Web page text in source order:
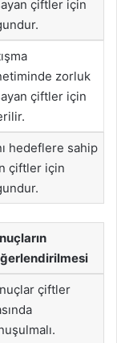
çiftler için
zorluk
çiftler için
hedeflere sahip
çiftler için
çiftler